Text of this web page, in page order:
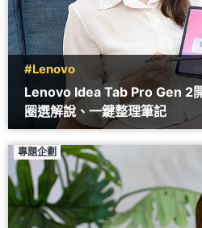
#Lenovo
Lenovo Idea Tab Pro Gen 2
圈選解說、一鍵整理筆記
專題企劃